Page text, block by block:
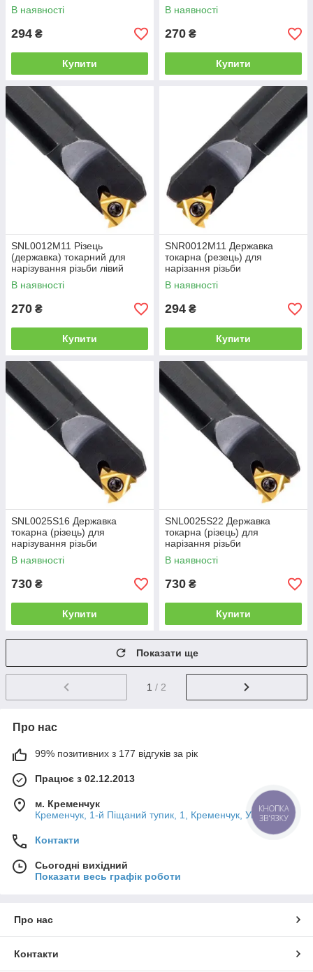
В наявності
294 ₴
Купити
В наявності
270 ₴
Купити
SNL0012M11 Різець
(державка) токарний для
нарізування різьби лівий
В наявності
270 ₴
Купити
SNR0012М11 Державка
токарна (резець) для
нарізання різьби
В наявності
294 ₴
Купити
SNL0025S16 Державка
токарна (різець) для
нарізування різьби
В наявності
730 ₴
Купити
SNL0025S22 Державка
токарна (різець) для
нарізання різьби
В наявності
730 ₴
Купити
Показати ще
1 / 2
Про нас
99% позитивних з 177 відгуків за рік
Працює з 02.12.2013
м. Кременчук
Кременчук, 1-й Піщаний тупик, 1, Кременчук, Україна
Контакти
Сьогодні вихідний
Показати весь графік роботи
Про нас
Контакти
КНОПКА
ЗВ'ЯЗКУ